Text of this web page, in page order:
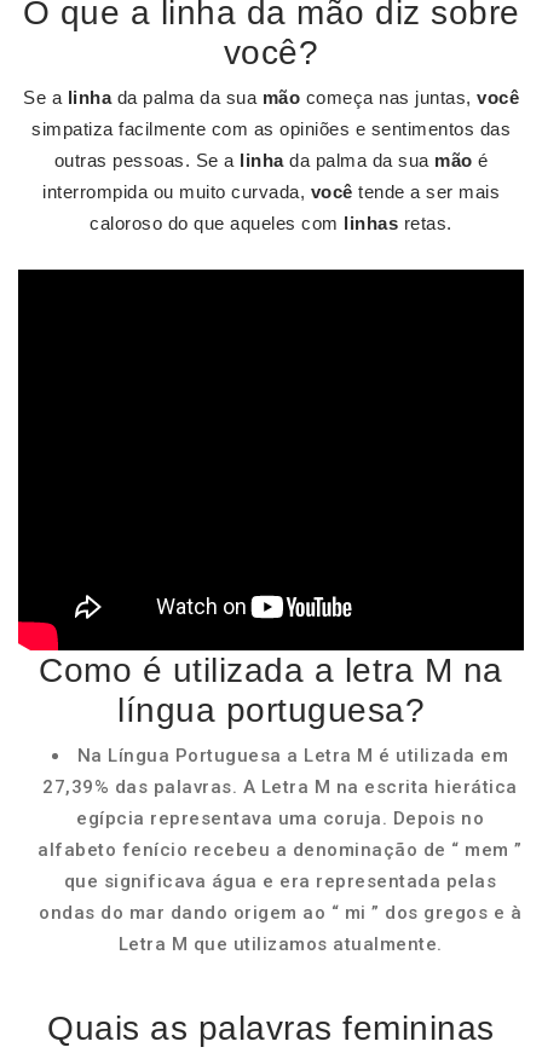
O que a linha da mão diz sobre
você?
Se a linhada palma da sua mão começa nas juntas, você
simpatiza facilmente com as opiniões e sentimentos das
outras pessoas. Se a linhada palma da sua mão é
interrompida ou muito curvada, você tende a ser mais
caloroso do que aqueles com linhas retas.
Como é utilizada a letra M na
língua portuguesa?
Na Língua Portuguesa a Letra M é utilizada em
27,39% das palavras. A Letra M na escrita hierática
egípcia representava uma coruja. Depois no
alfabeto fenício recebeu a denominação de “ mem ”
que significava água e era representada pelas
ondas do mar dando origem ao “ mi ” dos gregos e à
Letra M que utilizamos atualmente.
Quais as palavras femininas